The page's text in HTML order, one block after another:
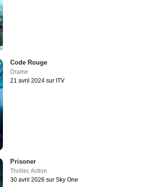
Code Rouge
Drame
21 avril 2024 sur ITV
Prisoner
Thriller,Action
30 avril 2026 sur Sky One